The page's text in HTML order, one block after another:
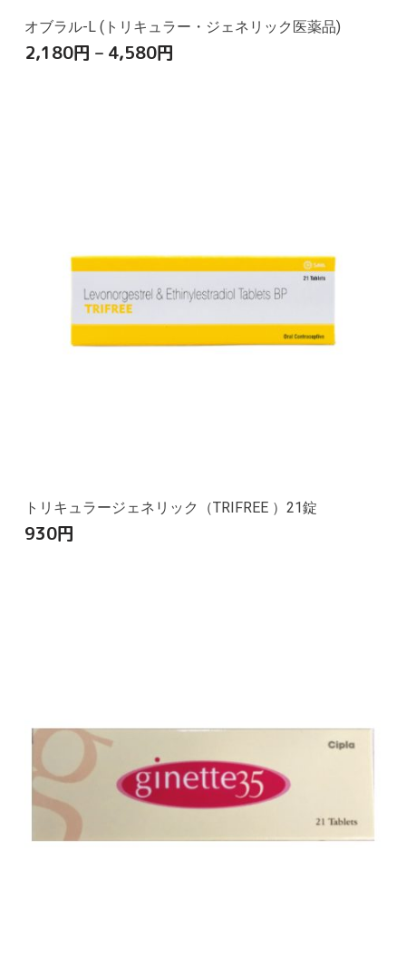
オブラル-L (トリキュラー・ジェネリック医薬品)
2,180円 – 4,580円
トリキュラージェネリック（TRIFREE ）21錠
930円